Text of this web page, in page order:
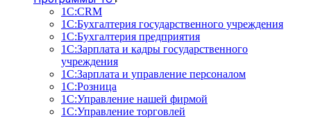
1С:CRM
1С:Бухгалтерия государственного учреждения
1С:Бухгалтерия предприятия
1С:Зарплата и кадры государственного
учреждения
1С:Зарплата и управление персоналом
1С:Розница
1С:Управление нашей фирмой
1С:Управление торговлей